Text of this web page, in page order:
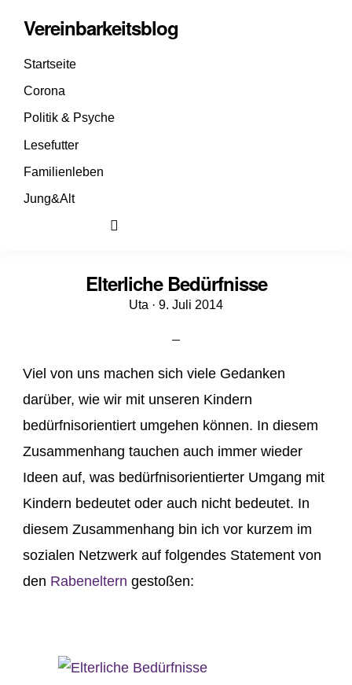
Vereinbarkeitsblog
Startseite
Corona
Politik & Psyche
Lesefutter
Familienleben
Jung&Alt
Elterliche Bedürfnisse
Uta · Veröffentlicht
9. Juli 2014
Viel von uns machen sich viele Gedanken
darüber, wie wir mit unseren Kindern
bedürfnisorientiert umgehen können. In diesem
Zusammenhang tauchen auch immer wieder
Ideen auf, was bedürfnisorientierter Umgang mit
Kindern bedeutet oder auch nicht bedeutet. In
diesem Zusammenhang bin ich vor kurzem im
sozialen Netzwerk auf folgendes Statement von
den Rabeneltern gestoßen: